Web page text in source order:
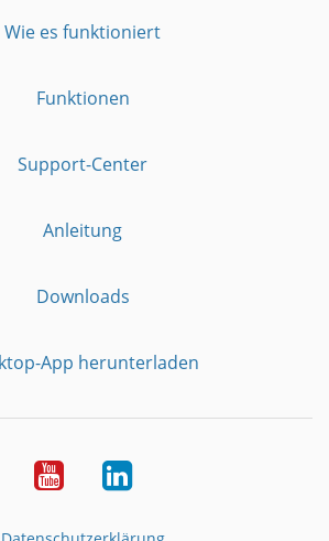
Wie es funktioniert
Funktionen
Support-Center
Anleitung
Downloads
App herunterladen
YouTubeLinkedIn